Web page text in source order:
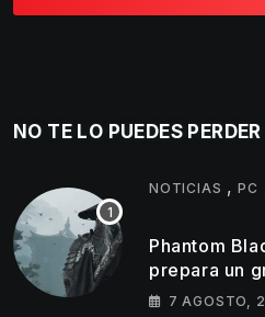
NO TE LO PUEDES PERDER
NOTICIAS ,PC
Phantom
prepara un
tráiler de 11
7 AGOSTO,